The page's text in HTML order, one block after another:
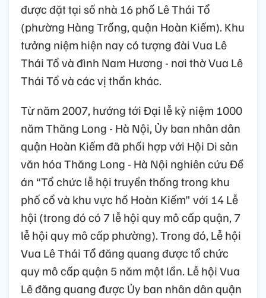
được đặt tại số nhà 16 phố Lê Thái Tổ
(phường Hàng Trống, quận Hoàn Kiếm). Khu
tưởng niệm hiện nay có tượng đài Vua Lê
Thái Tổ và đình Nam Hương - nơi thờ Vua Lê
Thái Tổ và các vị thần khác.
Từ năm 2007, hướng tới Đại lễ kỷ niệm 1000
năm Thăng Long - Hà Nội, Ủy ban nhân dân
quận Hoàn Kiếm đã phối hợp với Hội Di sản
văn hóa Thăng Long - Hà Nội nghiên cứu Đề
án “Tổ chức lễ hội truyền thống trong khu
phố cổ và khu vực hồ Hoàn Kiếm" với 14 Lễ
hội (trong đó có 7 lễ hội quy mô cấp quận, 7
lễ hội quy mô cấp phường). Trong đó, Lễ hội
Vua Lê Thái Tổ đăng quang được tổ chức
quy mô cấp quận 5 năm một lần. Lễ hội Vua
Lê đăng quang được Ủy ban nhân dân quận